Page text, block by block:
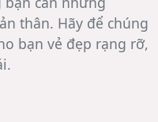
thân. Hãy để chúng
bạn vẻ đẹp rạng rỡ,